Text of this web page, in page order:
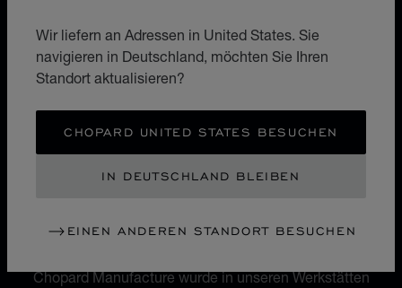
Wir liefern an Adressen in United States. Sie
navigieren in Deutschland, möchten Sie Ihren
Standort aktualisieren?
CHOPARD UNITED STATES BESUCHEN
IN DEUTSCHLAND BLEIBEN
EINEN ANDEREN STANDORT BESUCHEN
Kollektion von Luxusuhren.
22 EINGETRAGENE
Chopard Manufacture wurde in unseren Werkstätten